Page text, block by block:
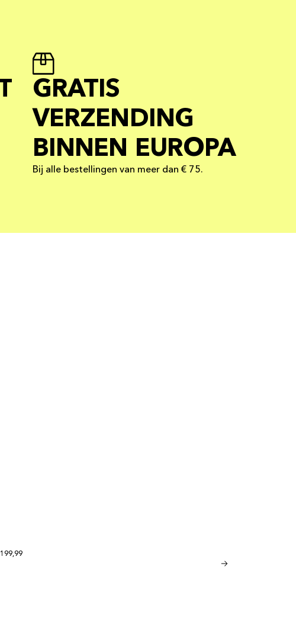
GRATIS
VERZENDING
BINNEN EUROPA
Bij alle bestellingen van meer dan € 75.
prijs
Normale prijs
€41,95Normale prijs
€20,95